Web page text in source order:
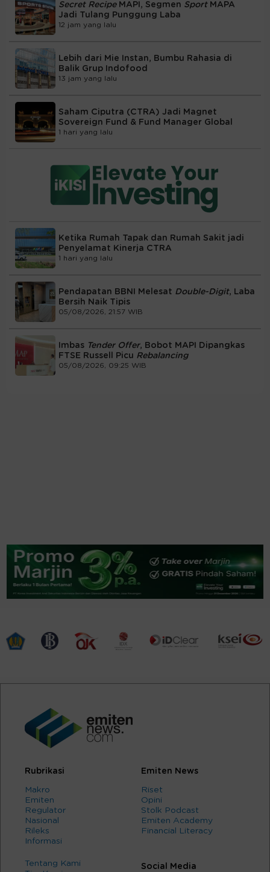
Secret RecipeMAPI, Segmen Sport MAPA
Jadi Tulang Punggung Laba
12 jam yang lalu
Lebih dari Mie Instan, Bumbu Rahasia di
Balik Grup Indofood
13 jam yang lalu
Saham Ciputra (CTRA) Jadi Magnet
Sovereign Fund & Fund Manager Global
1 hari yang lalu
Ketika Rumah Tapak dan Rumah Sakit jadi
Penyelamat Kinerja CTRA
1 hari yang lalu
Pendapatan BBNI Melesat Double-Digit, Laba
Bersih Naik Tipis
05/08/2026, 21:57 WIB
Imbas Tender Offer, Bobot MAPI Dipangkas
FTSE Russell Picu Rebalancing
05/08/2026, 09:25 WIB
Rubrikasi
Makro
Emiten
Regulator
Nasional
Rileks
Informasi
Emiten News
Riset
Opini
Stolk Podcast
Emiten Academy
Financial Literacy
Tentang Kami
Social Media